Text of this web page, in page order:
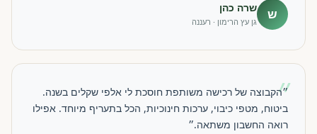
ש שרה כהן
גן עץ הרימון · רעננה
״
״הקבוצה של רכישה משותפת חוסכת לי אלפי שקלים בשנה.
ביטוח, מטפי כיבוי, ערכות חינוכיות, הכל בתעריף מיוחד. אפילו
רואה החשבון משתאה.״